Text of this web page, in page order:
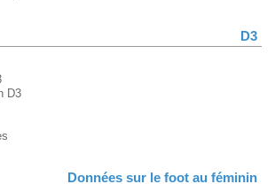
D3
D3
Données sur le foot au féminin